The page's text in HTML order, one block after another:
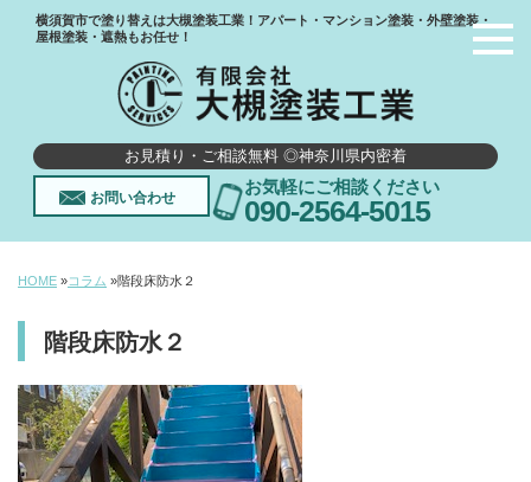
横須賀市で塗り替えは大槻塗装工業！アパート・マンション塗装・外壁塗装・
屋根塗装・遮熱もお任せ！
お見積り・ご相談無料 ◎神奈川県内密着
お問い合わせ
お気軽にご相談ください
090-2564-5015
HOME »コラム »階段床防水２
階段床防水２